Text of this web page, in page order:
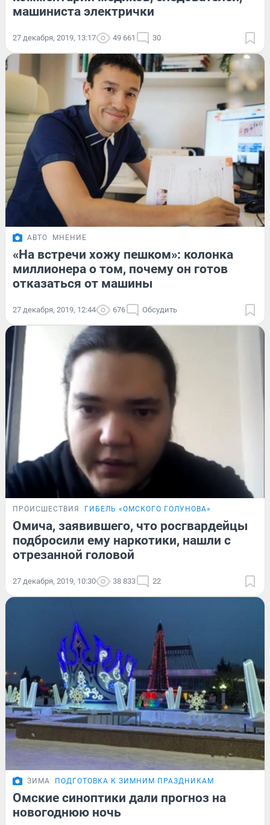
машиниста электрички
27 декабря, 2019, 13:17 49 661 30
АВТО МНЕНИЕ
«На встречи хожу пешком»: колонка
миллионера о том, почему он готов
отказаться от машины
27 декабря, 2019, 12:44 676 Обсудить
ПРОИСШЕСТВИЯ ГИБЕЛЬ «ОМСКОГО ГОЛУНОВА»
Омича, заявившего, что росгвардейцы
подбросили ему наркотики, нашли с
отрезанной головой
27 декабря, 2019, 10:30 38 833 22
ЗИМА ПОДГОТОВКА К ЗИМНИМ ПРАЗДНИКАМ
Омские синоптики дали прогноз на
новогоднюю ночь